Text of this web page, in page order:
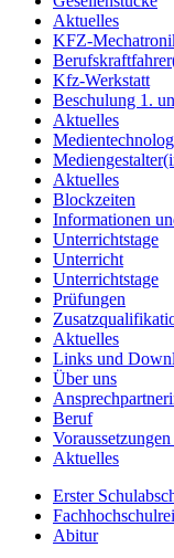
Aktuelles
KFZ-
Kfz-Werkstatt
Beschulung 1.
Aktuelles
Aktuelles
Blockzeiten
Informationen
Unterrichtstage
Unterricht
Unterrichtstage
Prüfungen
Aktuelles
Links und
Über uns
Beruf
Aktuelles
Erster
Abitur